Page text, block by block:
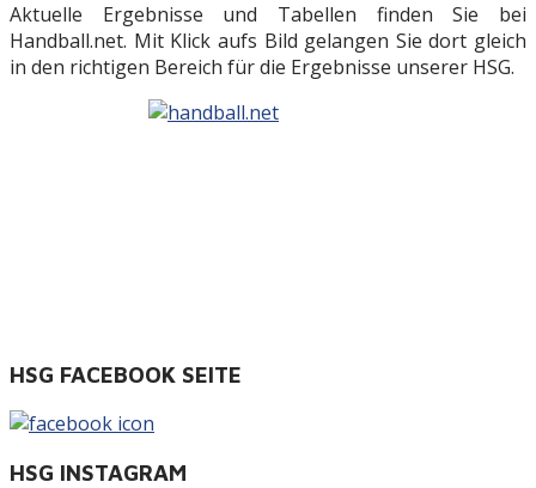
Aktuelle Ergebnisse und Tabellen finden Sie bei
Handball.net. Mit Klick aufs Bild gelangen Sie dort gleich
in den richtigen Bereich für die Ergebnisse unserer HSG.
HSG FACEBOOK SEITE
HSG INSTAGRAM